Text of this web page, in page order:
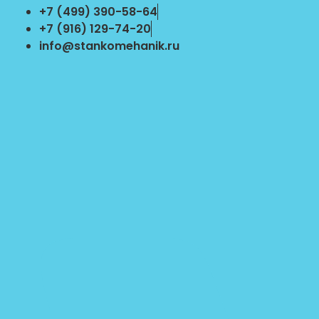
Перейти
содержимому
+7 (499) 390-58-64
+7 (916) 129-74-20
info@stankomehanik.ru